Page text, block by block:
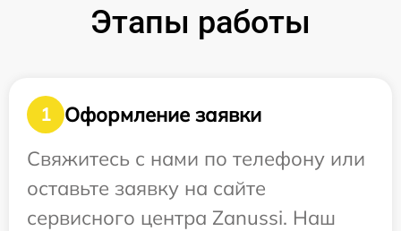
Этапы работы
1
Оформление заявки
Свяжитесь с нами по телефону или
оставьте заявку на сайте
сервисного центра Zanussi. Наш